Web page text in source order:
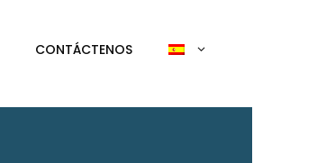
CONTÁCTENOS